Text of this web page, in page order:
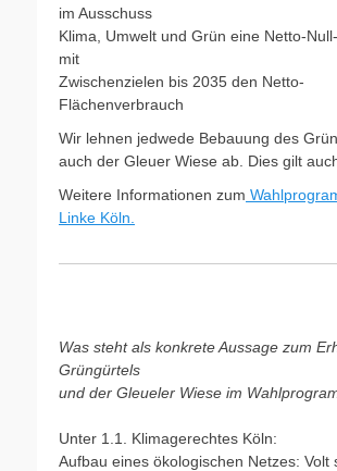
im Ausschuss
Klima, Umwelt und Grün eine Netto-
mit
Zwischenzielen bis 2035 den Netto-
Flächenverbrauch
Wir lehnen jedwede Bebauung des
auch der Gleuer Wiese ab. Dies gilt
Weitere Informationen zum
Linke Köln.
Was steht als konkrete Aussage zum
Grüngürtels
und der Gleueler Wiese im
Unter 1.1. Klimagerechtes Köln:
Aufbau eines ökologischen Netzes: Volt